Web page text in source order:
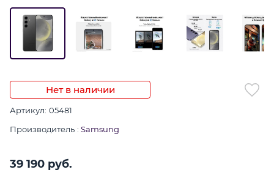
Нет в наличии
Артикул: 05481
Производитель : Samsung
39 190 руб.